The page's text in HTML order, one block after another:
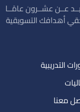
عــن عشــرون عامًــا
أهدافك التسويقية
التدريبية
معنا